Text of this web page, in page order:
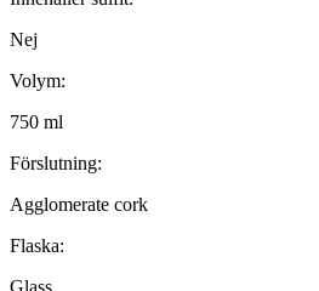
Nej
Volym:
750 ml
Förslutning:
Agglomerate cork
Flaska: